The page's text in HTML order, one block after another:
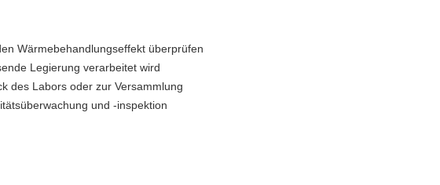
Wärmebehandlungseffekt überprüfen
Legierung verarbeitet wird
des Labors oder zur Versammlung
und -inspektion